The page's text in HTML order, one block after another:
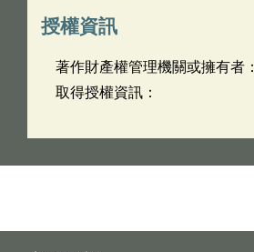
授權資訊
著作財產權管理機關或擁有者：
取得授權資訊：